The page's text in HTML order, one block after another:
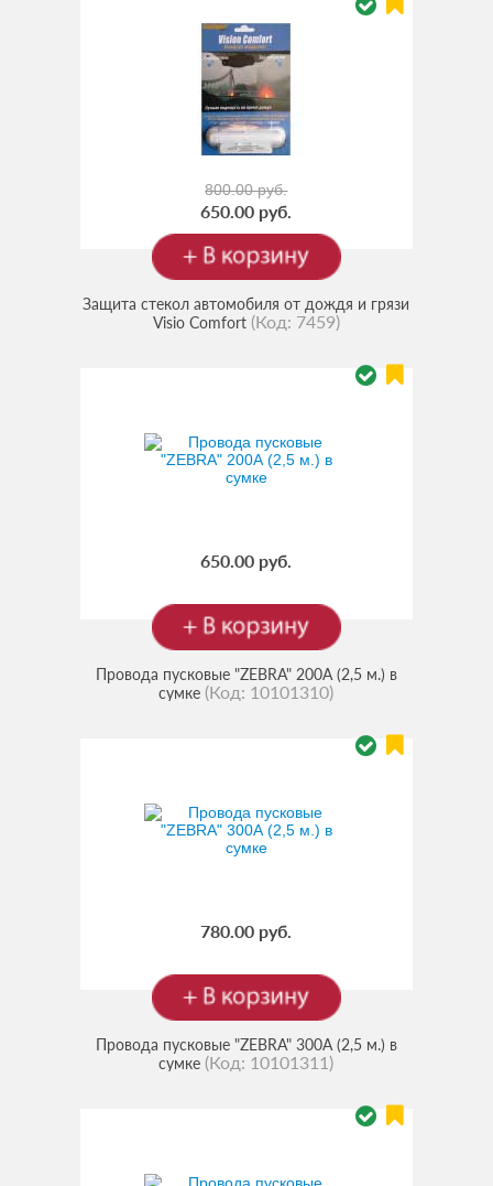
800.00 руб.
650.00 руб.
Защита стекол автомобиля от дождя и грязи
Visio Comfort (Код: 7459)
650.00 руб.
Провода пусковые "ZEBRA" 200А (2,5 м.) в
сумке (Код: 10101310)
780.00 руб.
Провода пусковые "ZEBRA" 300А (2,5 м.) в
сумке (Код: 10101311)